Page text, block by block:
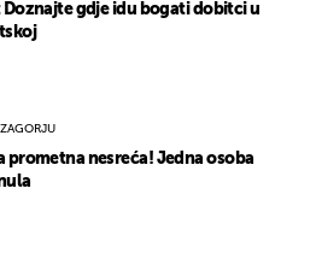
Doznajte gdje idu bogati dobitci u
prometna nesreća! Jedna osoba